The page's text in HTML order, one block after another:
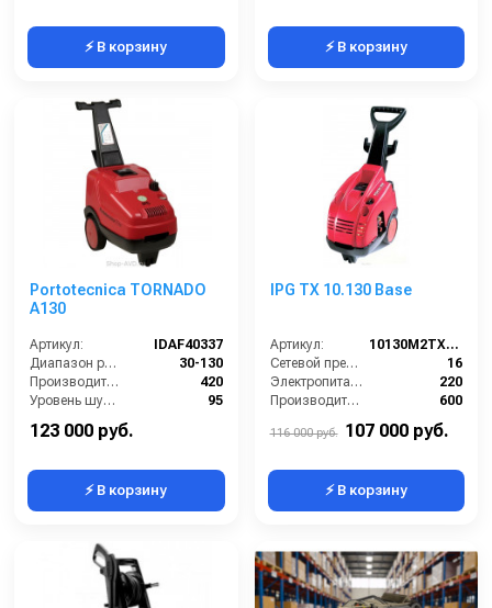
⚡ В корзину ⚡ В корзину
Portotecnica TORNADO
А130
Артикул:
IDAF40337
Диапазон регулировки давления (бар):
30-130
Производительность (л/ч):
420
Уровень шума (дБ):
95
123 000 руб.
⚡ В корзину
IPG TX 10.130 Base
Артикул:
10130M2TX (VER.351)
Сетевой предохранитель (А):
16
Электропитание (В):
220
Производительность (л/ч):
600
116 000 руб. 107 000 руб.
⚡ В корзину